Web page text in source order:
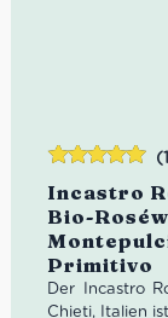
Incastro
Bio-
Primitivo
Der Incastro
Chieti, Italien
mit5.00von
5